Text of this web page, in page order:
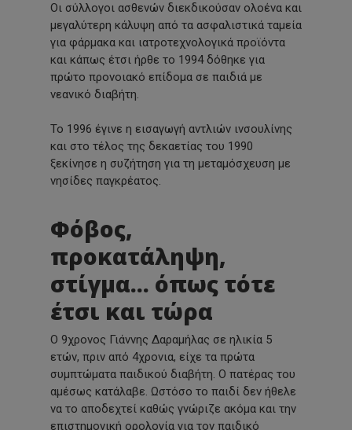
Οι σύλλογοι ασθενών διεκδικούσαν ολοένα και
μεγαλύτερη κάλυψη από τα ασφαλιστικά ταμεία
για φάρμακα και ιατροτεχνολογικά προϊόντα
και κάπως έτσι ήρθε το 1994 δόθηκε για
πρώτο προνοιακό επίδομα σε παιδιά με
νεανικό διαβήτη.
Το 1996 έγινε η εισαγωγή αντλιών ινσουλίνης
και στο τέλος της δεκαετίας του 1990
ξεκίνησε η συζήτηση για τη μεταμόσχευση με
νησίδες παγκρέατος.
Φόβος,
προκατάληψη,
στίγμα… όπως τότε
έτσι και τώρα
Ο 9χρονος Γιάννης Δαραμήλας σε ηλικία 5
ετών, πριν από 4χρονια, είχε τα πρώτα
συμπτώματα παιδικού διαβήτη. Ο πατέρας του
αμέσως κατάλαβε. Ωστόσο το παιδί δεν ήθελε
να το αποδεχτεί καθώς γνώριζε ακόμα και την
επιστημονική ορολογία για τον παιδικό